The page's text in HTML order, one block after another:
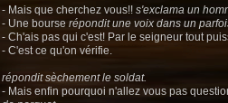
- Mais que cherchez vous!! s'exclama un
- Une bourse répondit une voix dans un
- Ch'ais pas qui c'est! Par le seigneur tout
- C'est ce qu'on vérifie.
répondit sèchement le soldat.
- Mais enfin pourquoi n'allez vous pas